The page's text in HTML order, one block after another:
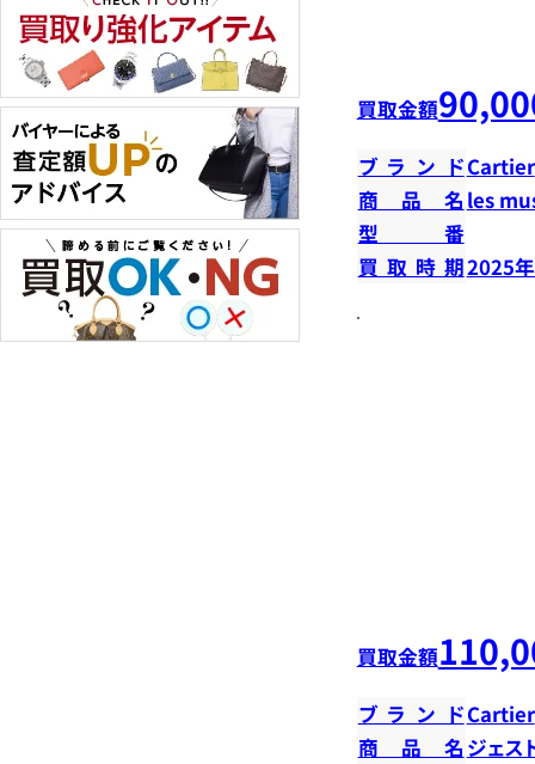
買取金額
ブランドCartier
商品名 les
型番
買取時期2025
買取金額
ブランドCartier
商品名 ジェス